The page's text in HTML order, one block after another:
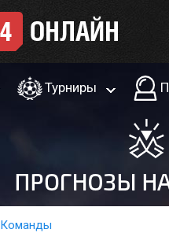
Турниры
Команды